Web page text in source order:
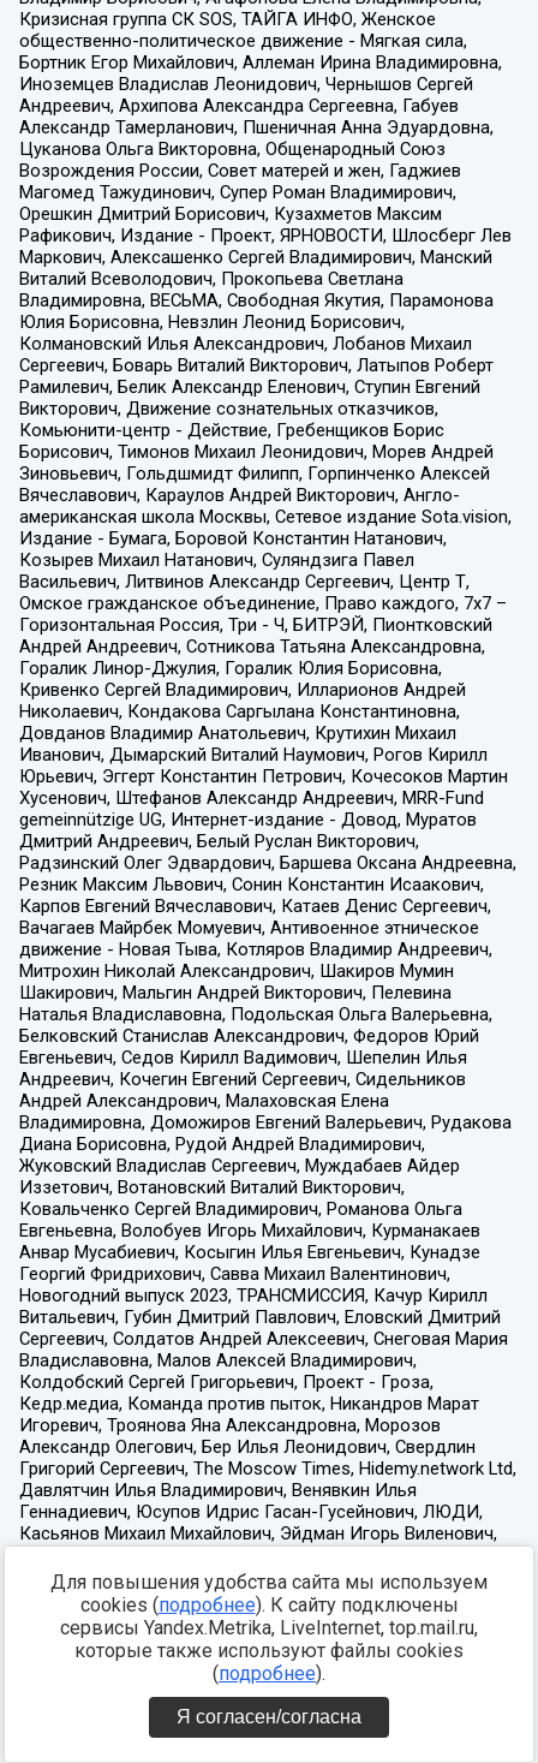
Для повышения удобства сайта мы используем
cookies (подробнее). К сайту подключены
сервисы Yandex.Metrika, LiveInternet, top.mail.ru,
которые также используют файлы cookies
(подробнее).
Я согласен/согласна